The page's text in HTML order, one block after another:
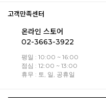
고객만족센터
온라인 스토어
02-3663-3922
평일 : 10:00 ~ 16:00
점심 : 12:00 ~ 13:00
휴무 : 토, 일, 공휴일